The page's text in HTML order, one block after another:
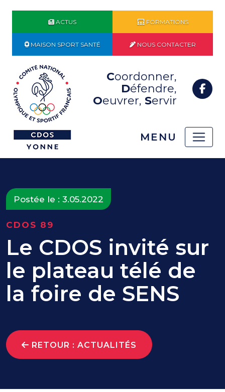
ACTUS FORMATIONS
MAISON SPORT SANTÉ NOUS CONTACTER
Coordonner,
Défendre,
Oeuvrer, Servir
MENU
Postée le : 3.05.2022
CDOS 89
Le CDOS invité sur
le plateau télé de
la foire de SENS
RETOUR : ACTUALITÉS